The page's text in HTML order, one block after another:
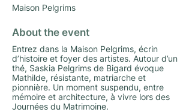
Maison Pelgrims
About the event
Entrez dans la Maison Pelgrims, écrin
d’histoire et foyer des artistes. Autour d’un
thé, Saskia Pelgrims de Bigard évoque
Mathilde, résistante, matriarche et
pionnière. Un moment suspendu, entre
mémoire et architecture, à vivre lors des
Journées du Matrimoine.